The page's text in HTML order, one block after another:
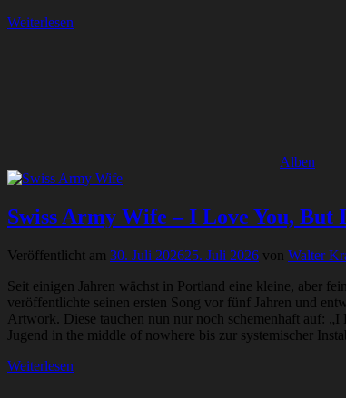
Weiterlesen
Alben
Swiss Army Wife – I Love You, But
Veröffentlicht am 30. Juli 202625. Juli 2026 von Walter
Seit einigen Jahren wächst in Portland eine kleine, aber
veröffentlichte seinen ersten Song vor fünf Jahren und
Artwork. Diese tauchen nun nur noch schemenhaft auf:
Jugend in the middle of nowhere bis zur systemischer
Weiterlesen